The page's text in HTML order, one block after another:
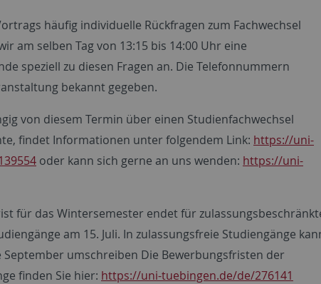
häufig individuelle Rückfragen zum Fachwechsel
am selben Tag von 13:15 bis 14:00 Uhr eine
speziell zu diesen Fragen an. Die Telefonnummern
bekannt gegeben.
von diesem Termin über einen Studienfachwechsel
findet Informationen unter folgendem Link: https://uni-
oder kann sich gerne an uns wenden: https://uni-
für das Wintersemester endet für
am 15. Juli. In zulassungsfreie Studiengänge
September umschreiben Die Bewerbungsfristen der
finden Sie hier: https://uni-tuebingen.de/de/276141